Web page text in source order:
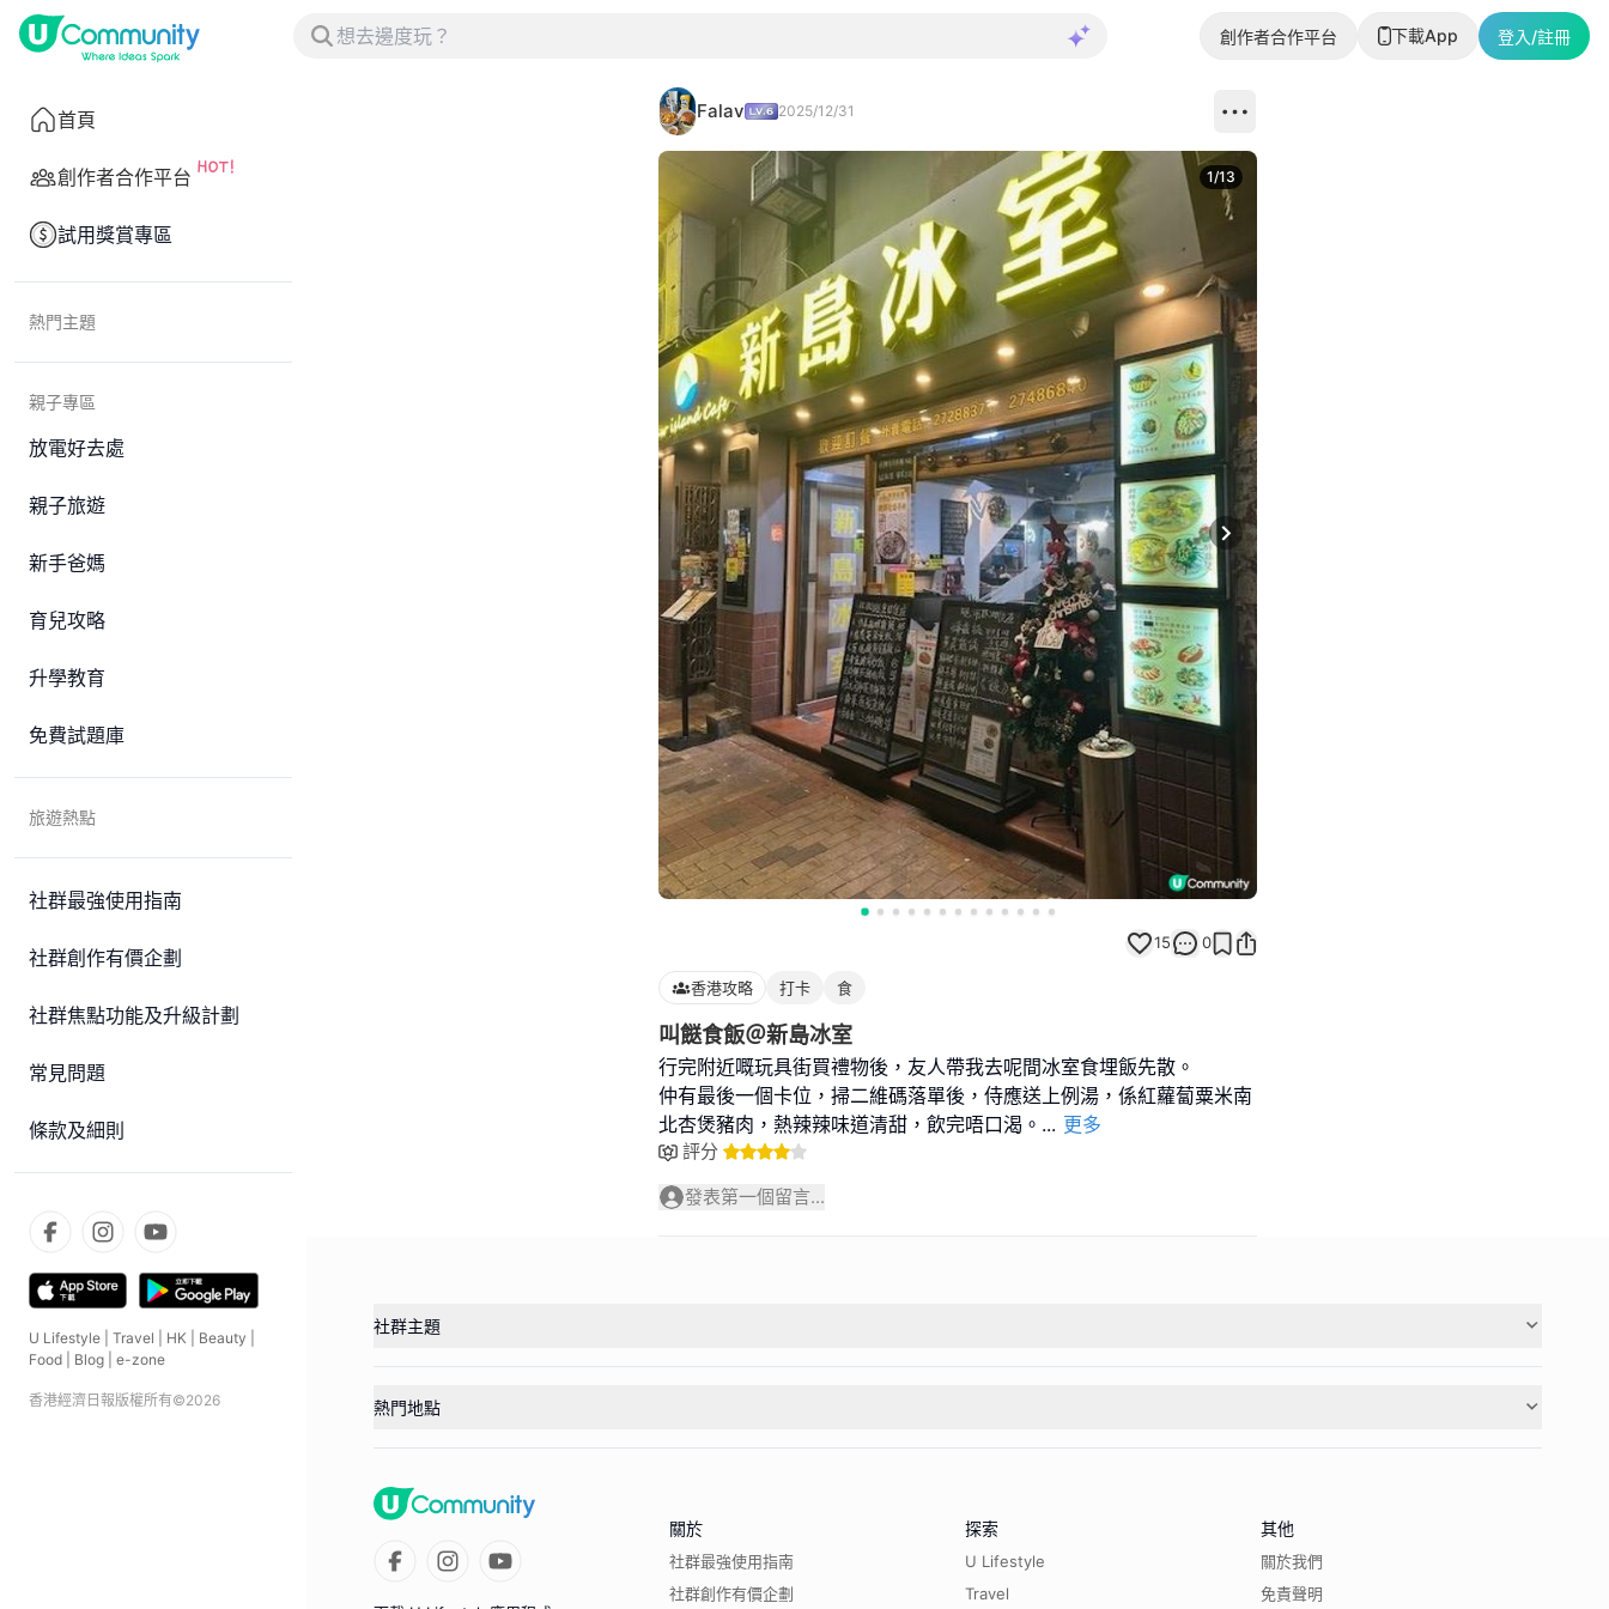
創作者合作平台 下載App 登入/註冊
首頁
創作者合作平台
試用獎賞專區
熱門主題
親子專區
放電好去處
親子旅遊
新手爸媽
育兒攻略
升學教育
免費試題庫
旅遊熱點
社群最強使用指南
社群創作有價企劃
社群焦點功能及升級計劃
常見問題
條款及細則
U Lifestyle Travel HK Beauty
Food
Blog e-zone
香港經濟日報版權所有©2026
Falav 2025/12/31
Next slide
1/13
15 0
香港攻略 打卡 食
叫餸食飯＠新島冰室
行完附近嘅玩具街買禮物後，友人帶我去呢間冰室食埋飯先散。
仲有最後一個卡位，掃二維碼落單後，侍應送上例湯，係紅蘿蔔粟米南
北杏煲豬肉，熱辣辣味道清甜，飲完唔口渴。 ... 更多
評分
發表第一個留言...
社群主題
熱門地點
關於
社群最強使用指南
社群創作有價企劃
探索
U Lifestyle
Travel
其他
關於我們
免責聲明